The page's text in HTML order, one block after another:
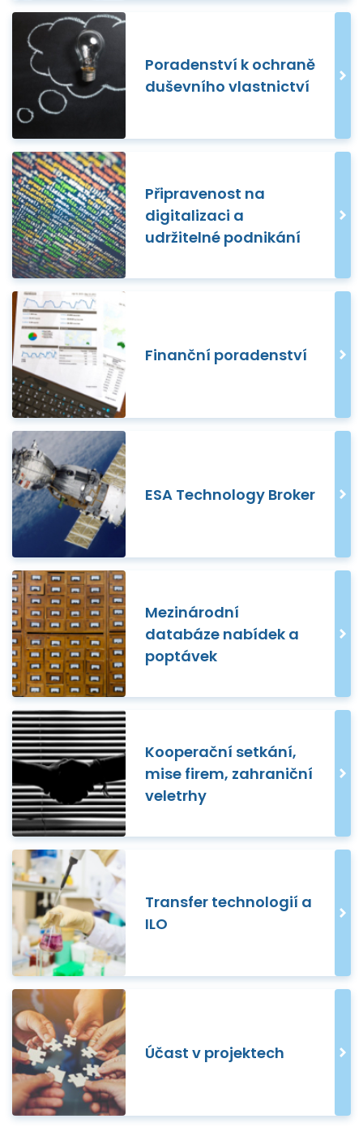
Poradenství k ochraně
duševního vlastnictví
Připravenost na
digitalizaci a
udržitelné podnikání
Finanční poradenství
ESA Technology Broker
Mezinárodní
databáze nabídek a
poptávek
Kooperační setkání,
mise firem, zahraniční
veletrhy
Transfer technologií a
ILO
Účast v projektech